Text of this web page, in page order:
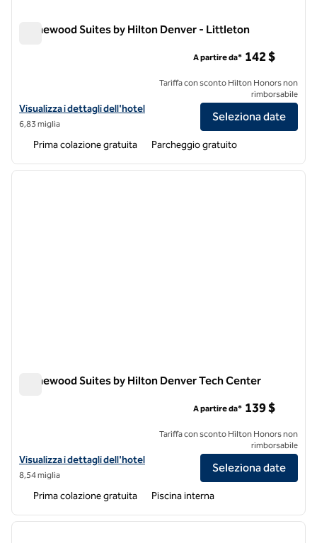
Homewood Suites by Hilton Denver - Littleton
Visualizza i dettagli dell'hotel Homewood Suites by Hilton Denver -
Visualizza i dettagli dell'hotel
6,83 miglia
A partire da* 142 $
Tariffa con sconto Hilton Honors non
rimborsabile
Seleziona date
Prima colazione gratuita Parcheggio gratuito
1 di 12
Homewood Suites by Hilton Denver Tech Center
Visualizza i dettagli dell'hotel per Homewood Suites by Hilton
Visualizza i dettagli dell'hotel
8,54 miglia
A partire da* 139 $
Tariffa con sconto Hilton Honors non
rimborsabile
Seleziona date
Prima colazione gratuita Piscina interna
1 di 12